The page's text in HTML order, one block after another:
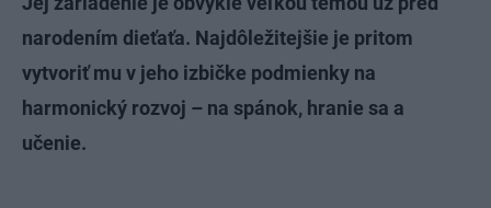
narodením dieťaťa. Najdôležitejšie je pritom
vytvoriť mu v jeho izbičke podmienky na
harmonický rozvoj – na spánok, hranie sa a
učenie.